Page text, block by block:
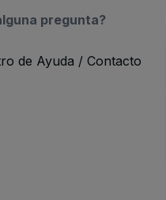
pregunta?
de Ayuda / Contacto